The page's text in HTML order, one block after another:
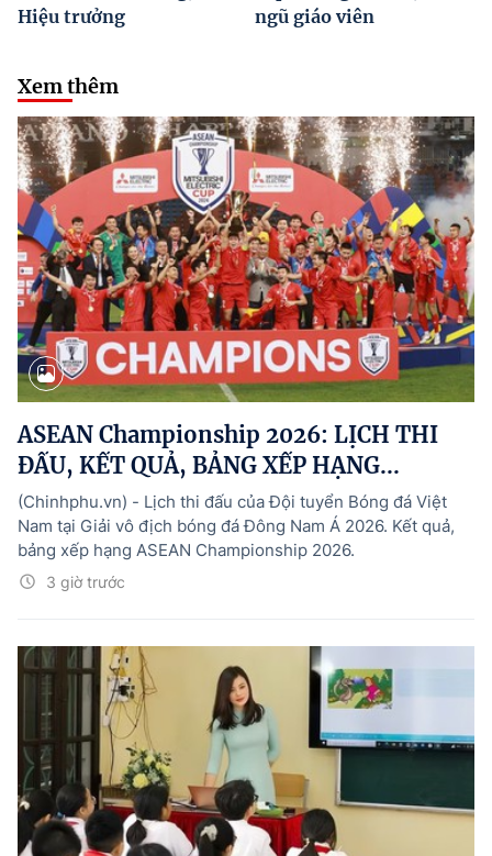
Hiệu trưởng
ngũ giáo viên
Xem thêm
ASEAN Championship 2026: LỊCH THI
ĐẤU, KẾT QUẢ, BẢNG XẾP HẠNG...
3 giờ trước
(Chinhphu.vn) - Lịch thi đấu của Đội tuyển Bóng đá Việt
Nam tại Giải vô địch bóng đá Đông Nam Á 2026. Kết quả,
bảng xếp hạng ASEAN Championship 2026.